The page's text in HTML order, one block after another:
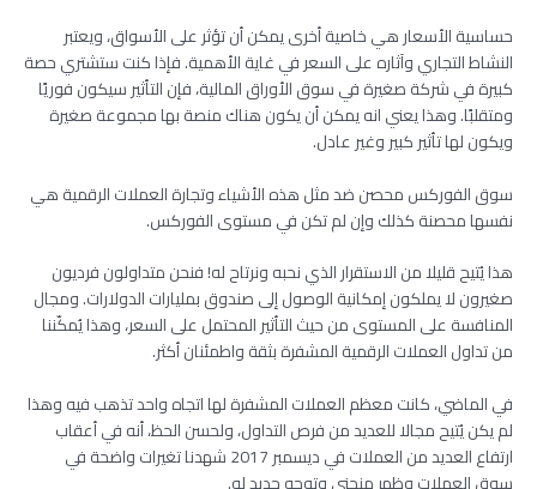
حساسية الأسعار هي خاصية أخرى يمكن أن تؤثر على الأسواق، ويعتبر
النشاط التجاري وآثاره على السعر في غاية الأهمية. فإذا كنت ستشتري حصة
كبيرة في شركة صغيرة في سوق الأوراق المالية، فإن التأثير سيكون فوريًا
ومتقلبًا. وهذا يعني انه يمكن أن يكون هناك منصة بها مجموعة صغيرة
ويكون لها تأثير كبير وغير عادل.
سوق الفوركس محصن ضد مثل هذه الأشياء وتجارة العملات الرقمية هي
نفسها محصنة كذلك وإن لم تكن في مستوى الفوركس.
هذا يُتيح قليلا من الاستقرار الذي نحبه ونرتاح له! فنحن متداولون فرديون
صغيرون لا يملكون إمكانية الوصول إلى صندوق بمليارات الدولارات. ومجال
المنافسة على المستوى من حيث التأثير المحتمل على السعر، وهذا يُمكّننا
من تداول العملات الرقمية المشفرة بثقة واطمئنان أكثر.
في الماضي، كانت معظم العملات المشفرة لها اتجاه واحد تذهب فيه وهذا
لم يكن يُتيح مجالا للعديد من فرص التداول، ولحسن الحظ، أنه في أعقاب
ارتفاع العديد من العملات في ديسمبر 2017 شهدنا تغيرات واضحة في